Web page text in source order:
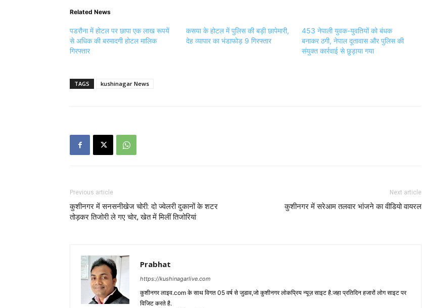
Related News
पडरौना में होटल पर छापा एक लाख रूपयें
से अधिक की बरमादगी होटल मालिक
गिरफ्तार
कसया के होटल में पुलिस की बड़ी छापेमारी,
देह व्यापार का भंडाफोड़ 9 गिरफ्तार
453 नेपाली युवक-युवतियों को बंधक
बनाकर ठगी, नेपाल दूतावास और पुलिस की
संयुक्त कार्रवाई से छुड़ाया गया
TAGS kushinagar News
Previous article
कुशीनगर में सनसनीखेज चोरी: दो ज्वेलरी दुकानों के शटर
तोड़कर तिजोरी ले गए चोर, खेत में मिलीं तिजोरियां
Next article
कुशीनगर में सरेआम तलवार भांजने का वीडियो वायरल
Prabhat
https://kushinagarlive.com
कुशीनगर लाइव.com के साथ विगत 05 वर्ष से जुडाव,जो कुशीनगर लोकप्रिय न्यूज़ साइट है.जहा प्रतिदिन हजारों लोग साइट पर
विजिट करते है.